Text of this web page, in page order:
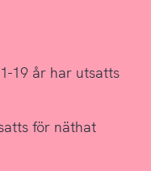
19 år har utsatts
för näthat